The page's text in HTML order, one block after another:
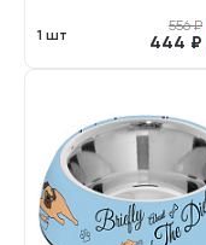
1 шт
556₽
444 ₽